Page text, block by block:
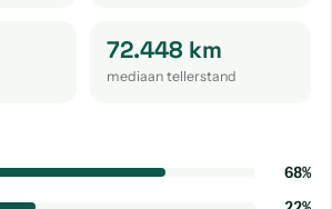
72.448 km
mediaan tellerstand
68%